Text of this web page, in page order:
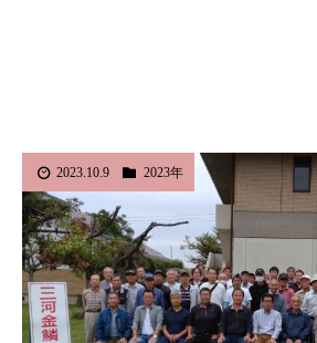
2023.10.9 2023年